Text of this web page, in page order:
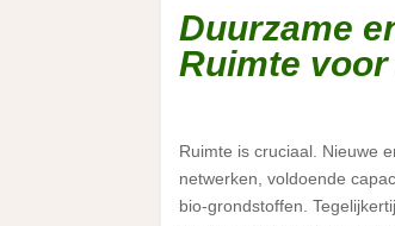
Duurzame
Ruimte
Ruimte is cruciaal. Nieuwe
netwerken, voldoende
bio-grondstoffen.